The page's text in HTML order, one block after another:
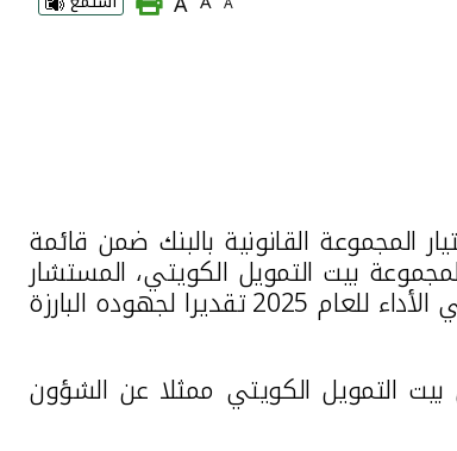
المجموعة القانونية بالبنك ضمن قائمة
سر مجلس الإدارة لمجموعة بيت التمويل الكويتي، المستشار
تقديرا لجهوده البارزة
بيت التمويل الكويتي ممثلا عن الشؤون